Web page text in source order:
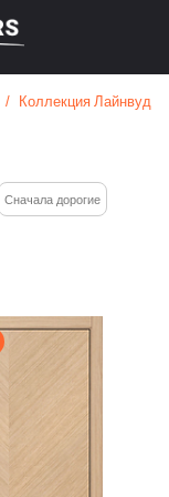
Коллекция Лайнвуд
Cначала дорогие